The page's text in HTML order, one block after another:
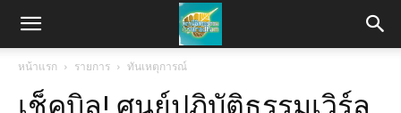
หน้าแรก รายการ ทันเหตุการณ์
เช็คบิล! ศูนย์ปฏิบัติธรรมเวิร์ล